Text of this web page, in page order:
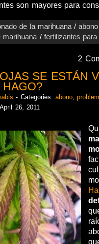
son mayores para
de la marihuana/
marihuana / fertilizantes
2
SE ESTÁN
- Categories: abono,
26, 2011